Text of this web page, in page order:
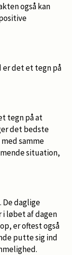
også kan
er det et tegn på
tegn på at
det bedste
samme
situation,
De daglige
løbet af dagen
er oftest også
putte sig ind